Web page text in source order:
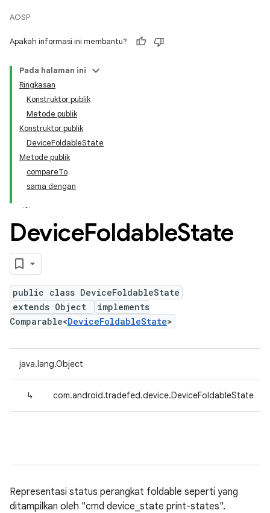
AOSP
Apakah informasi ini membantu?
Pada halaman ini
Ringkasan
Konstruktor publik
Metode publik
Konstruktor publik
DeviceFoldableState
Metode publik
compareTo
sama dengan
DeviceFoldableState
public class DeviceFoldableState
extends Object
implements
Comparable<DeviceFoldableState>
java.lang.Object
↳ com.android.tradefed.device.DeviceFoldableState
Representasi status perangkat foldable seperti yang
ditampilkan oleh "cmd device_state print-states".